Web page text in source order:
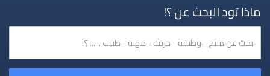
ماذا تود البحث عن ؟!